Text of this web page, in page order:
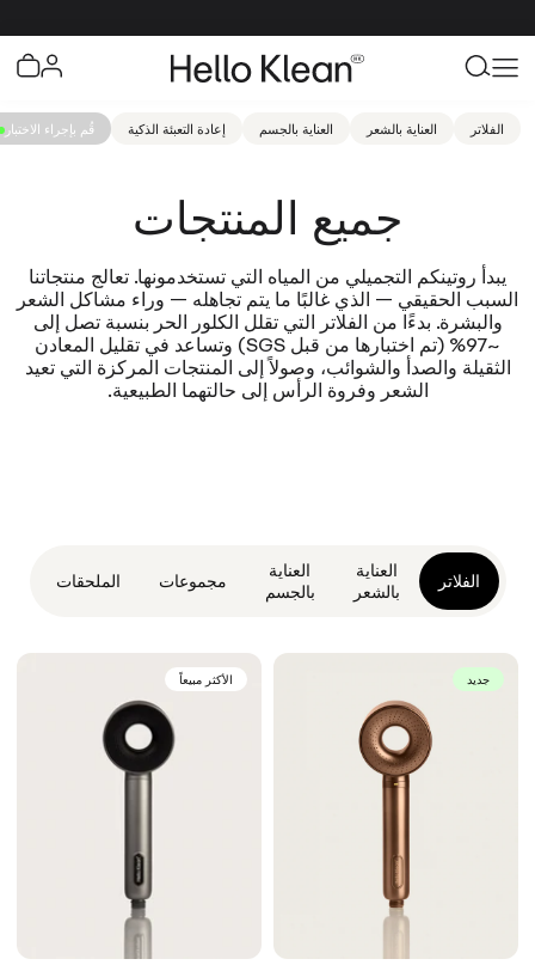
الفلاتر العناية بالشعر العناية بالجسم إعادة التعبئة الذكية قُم بإجراء الاختبار
جميع المنتجات
يبدأ روتينكم التجميلي من المياه التي تستخدمونها. تعالج منتجاتنا
السبب الحقيقي — الذي غالبًا ما يتم تجاهله — وراء مشاكل الشعر
والبشرة. بدءًا من الفلاتر التي تقلل الكلور الحر بنسبة تصل إلى
~97% (تم اختبارها من قبل SGS) وتساعد في تقليل المعادن
الثقيلة والصدأ والشوائب، وصولاً إلى المنتجات المركزة التي تعيد
الشعر وفروة الرأس إلى حالتهما الطبيعية.
الفلاتر
العناية
بالشعر
العناية
بالجسم
مجموعات الملحقات
جديد الأكثر مبيعاً